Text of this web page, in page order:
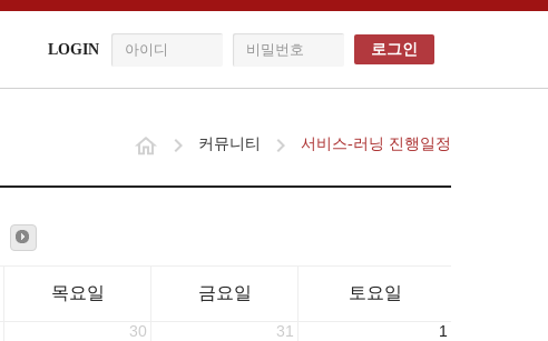
LOGIN 로그인
커뮤니티 서비스-러닝 진행일정
목요일 금요일 토요일
30 31 1